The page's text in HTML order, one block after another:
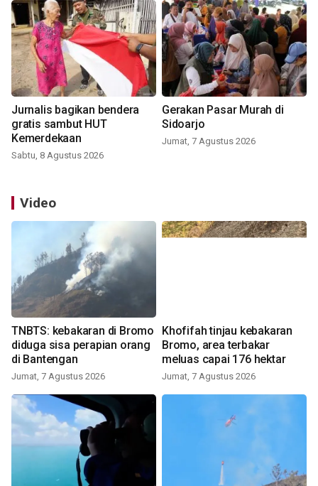
Jurnalis bagikan bendera
gratis sambut HUT
Kemerdekaan
Sabtu, 8 Agustus 2026
Gerakan Pasar Murah di
Sidoarjo
Jumat, 7 Agustus 2026
Video
TNBTS: kebakaran di Bromo
diduga sisa perapian orang
di Bantengan
Jumat, 7 Agustus 2026
Khofifah tinjau kebakaran
Bromo, area terbakar
meluas capai 176 hektar
Jumat, 7 Agustus 2026